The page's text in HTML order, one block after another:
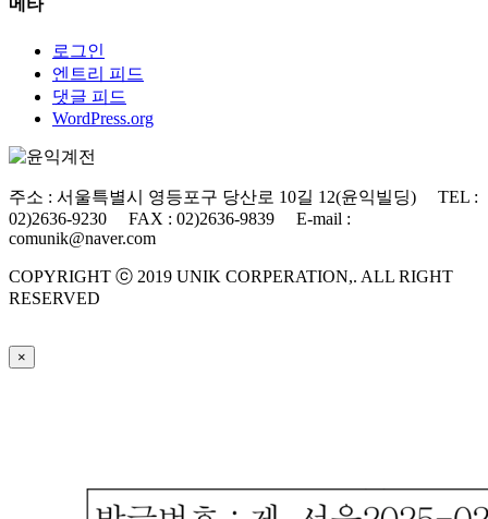
메타
로그인
엔트리 피드
댓글 피드
WordPress.org
주소 : 서울특별시 영등포구 당산로 10길 12(윤익빌딩) TEL :
02)2636-9230 FAX : 02)2636-9839 E-mail :
comunik@naver.com
COPYRIGHT ⓒ 2019 UNIK CORPERATION,. ALL RIGHT
RESERVED
×